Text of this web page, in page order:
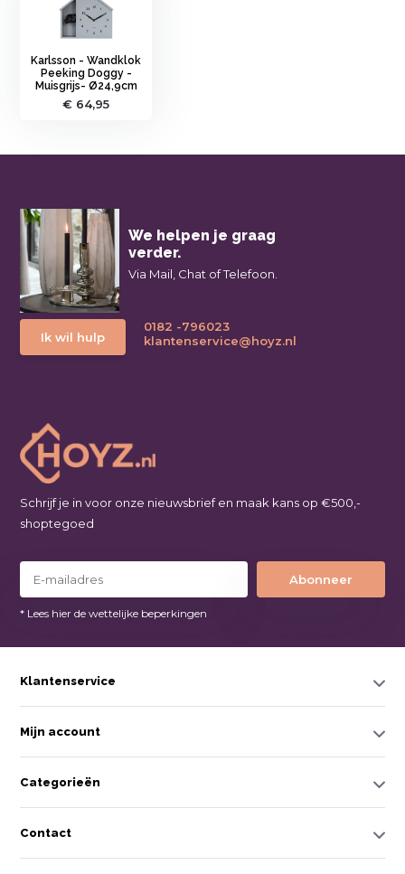
Karlsson - Wandklok
Peeking Doggy -
Muisgrijs- Ø24,9cm
€ 64,95
We helpen je graag
verder.
Via Mail, Chat of Telefoon.
Ik wil hulp
0182 -796023
klantenservice@hoyz.nl
Schrijf je in voor onze nieuwsbrief en maak kans op €500,-
shoptegoed
Abonneer
* Lees hier de wettelijke beperkingen
Klantenservice
Mijn account
Categorieën
Contact